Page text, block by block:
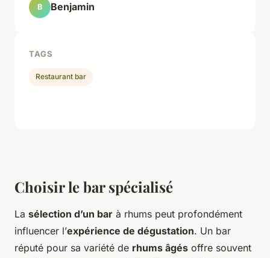
Choisir le bar spécialisé
La sélection d’un bar à rhums peut profondément
influencer l’expérience de dégustation. Un bar
réputé pour sa variété de rhums âgés offre souvent
B Benjamin
TAGS
Restaurant bar